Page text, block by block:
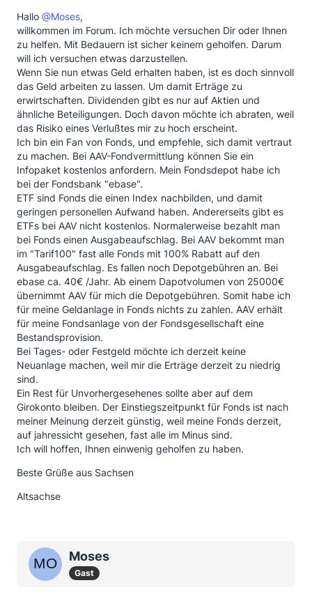
Hallo @Moses,
willkommen im Forum. Ich möchte versuchen Dir oder Ihnen
zu helfen. Mit Bedauern ist sicher keinem geholfen. Darum
will ich versuchen etwas darzustellen.
Wenn Sie nun etwas Geld erhalten haben, ist es doch sinnvoll
das Geld arbeiten zu lassen. Um damit Erträge zu
erwirtschaften. Dividenden gibt es nur auf Aktien und
ähnliche Beteiligungen. Doch davon möchte ich abraten, weil
das Risiko eines Verlußtes mir zu hoch erscheint.
Ich bin ein Fan von Fonds, und empfehle, sich damit vertraut
zu machen. Bei AAV-Fondvermittlung können Sie ein
Infopaket kostenlos anfordern. Mein Fondsdepot habe ich
bei der Fondsbank "ebase".
ETF sind Fonds die einen Index nachbilden, und damit
geringen personellen Aufwand haben. Andererseits gibt es
ETFs bei AAV nicht kostenlos. Normalerweise bezahlt man
bei Fonds einen Ausgabeaufschlag. Bei AAV bekommt man
im "Tarif100" fast alle Fonds mit 100% Rabatt auf den
Ausgabeaufschlag. Es fallen noch Depotgebühren an. Bei
ebase ca. 40€ /Jahr. Ab einem Dapotvolumen von 25000€
übernimmt AAV für mich die Depotgebühren. Somit habe ich
für meine Geldanlage in Fonds nichts zu zahlen. AAV erhält
für meine Fondsanlage von der Fondsgesellschaft eine
Bestandsprovision.
Bei Tages- oder Festgeld möchte ich derzeit keine
Neuanlage machen, weil mir die Erträge derzeit zu niedrig
sind.
Ein Rest für Unvorhergesehenes sollte aber auf dem
Girokonto bleiben. Der Einstiegszeitpunkt für Fonds ist nach
meiner Meinung derzeit günstig, weil meine Fonds derzeit,
auf jahressicht gesehen, fast alle im Minus sind.
Ich will hoffen, Ihnen einwenig geholfen zu haben.
Beste Grüße aus Sachsen
Altsachse
Moses
Gast